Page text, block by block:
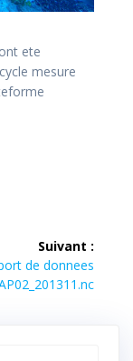
ete
mesure
Suivant :
de donnees